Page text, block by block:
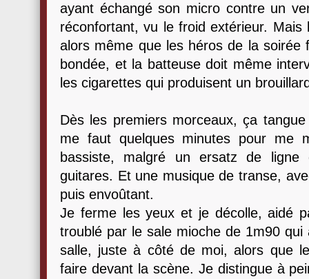
ayant échangé son micro contre un
réconfortant, vu le froid extérieur.
alors même que les héros de la soirée
bondée, et la batteuse doit même
les cigarettes qui produisent un
Dès les premiers morceaux, ça
me faut quelques minutes pour me
bassiste, malgré un ersatz de
guitares. Et une musique de transe,
puis envoûtant.
Je ferme les yeux et je décolle, aidé
troublé par le sale mioche de 1m90
salle, juste à côté de moi, alors que
faire devant la scène. Je distingue à